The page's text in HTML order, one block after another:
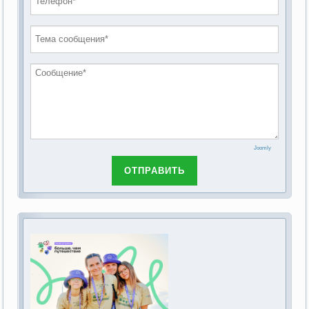
обсуждению Федерального закона Российской
основах социального обслуживания граждан в
2019 год
2018 год
Joomly
ОТПРАВИТЬ